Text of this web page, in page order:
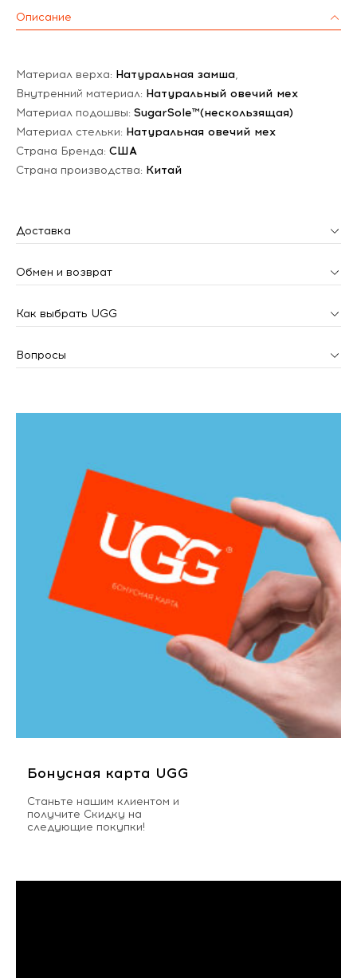
Описание
Материал верха: Натуральная замша,
Внутренний материал: Натуральный овечий мех
Материал подошвы: SugarSole™(нескользящая)
Материал стельки: Натуральная овечий мех
Страна Бренда: США
Страна производства: Китай
Доставка
Обмен и возврат
Как выбрать UGG
Вопросы
Бонусная карта UGG
Станьте нашим клиентом и
получите Скидку на
следующие покупки!